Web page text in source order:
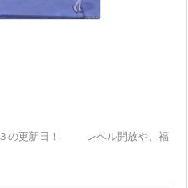
の更新日！ レベル開放や、福